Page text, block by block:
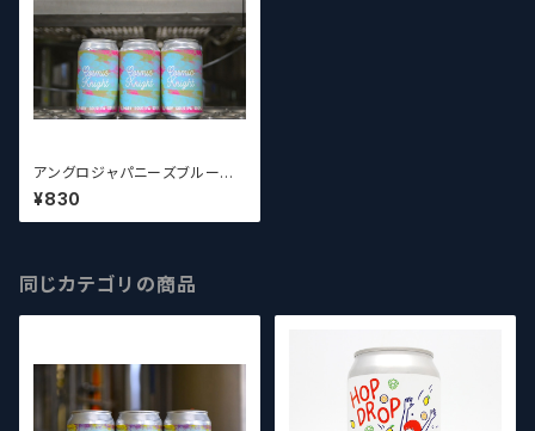
アングロジャパニーズブルーイ
ングカンパニー AJB Cosmi
c Knight【クラフトビール】
¥830
同じカテゴリの商品